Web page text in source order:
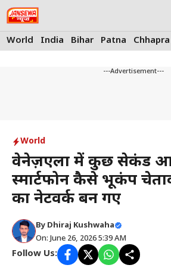
Skip
to
content
World India Bihar Patna Chhapra
---Advertisement---
World
वेनेज़ुएला में कुछ सेकंड
स्मार्टफोन कैसे भूकंप
का नेटवर्क बन गए
By Dhiraj Kushwaha
On: June 26, 2026 5:39 AM
Follow Us: